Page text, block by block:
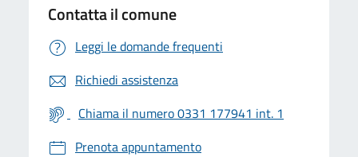
Contatta il comune
Leggi le domande frequenti
Richiedi assistenza
Chiama il numero 0331 177941 int. 1
Prenota appuntamento